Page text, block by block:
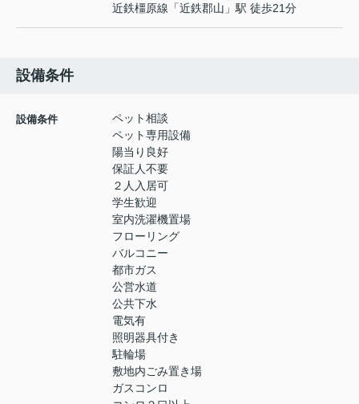
近鉄橿原線 「近鉄郡山 」駅 徒歩21分
設備条件
設備条件
ペット相談
ペット専用設備
陽当り良好
保証人不要
２人入居可
学生歓迎
室内洗濯機置場
フローリング
バルコニー
都市ガス
公営水道
公共下水
電気有
照明器具付き
駐輪場
敷地内ごみ置き場
ガスコンロ